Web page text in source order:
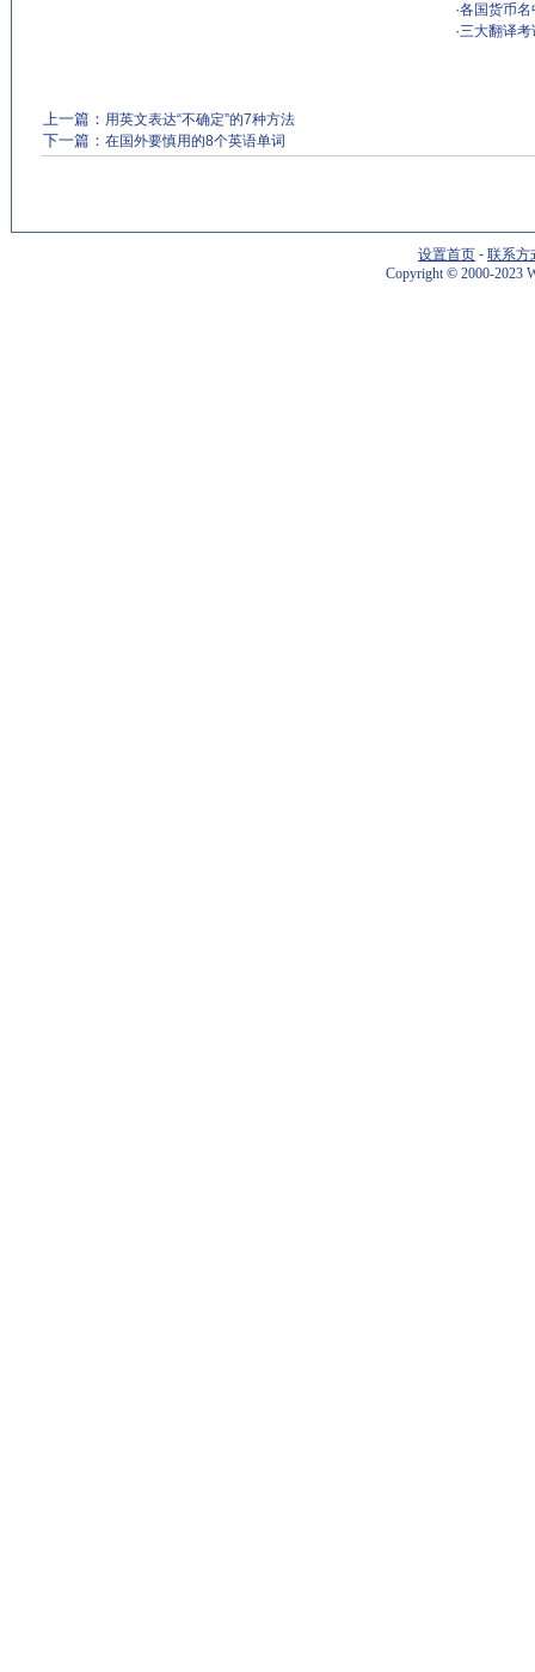
·各国货币名
·三大翻译
上一篇： 用英文表达“不确定”的7种方法
下一篇： 在国外要慎用的8个英语单词
设置首页 - 联系方
Copyright©2000-2023